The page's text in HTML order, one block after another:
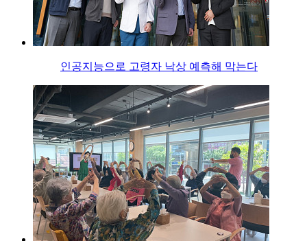
인공지능으로 고령자 낙상 예측해 막는다